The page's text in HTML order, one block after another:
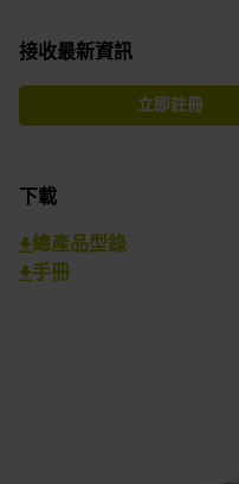
接收最新資訊
立即註冊
下載
總產品型錄
手冊